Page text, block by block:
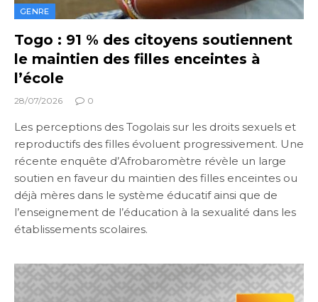
GENRE
Togo : 91 % des citoyens soutiennent
le maintien des filles enceintes à
l’école
28/07/2026 0
Les perceptions des Togolais sur les droits sexuels et
reproductifs des filles évoluent progressivement. Une
récente enquête d’Afrobaromètre révèle un large
soutien en faveur du maintien des filles enceintes ou
déjà mères dans le système éducatif ainsi que de
l’enseignement de l’éducation à la sexualité dans les
établissements scolaires.